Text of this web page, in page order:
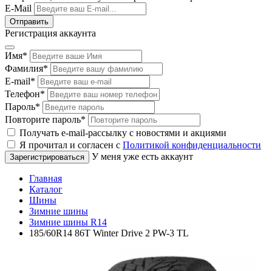
E-Mail
Регистрация аккаунта
Имя*
Фамилия*
E-mail*
Телефон*
Пароль*
Повторите пароль*
Получать e-mail-рассылку с новостями и акциями
Я прочитал и согласен с Политикой конфиденциальности
У меня уже есть аккаунт
Главная
Каталог
Шины
Зимние шины
Зимние шины R14
185/60R14 86T Winter Drive 2 PW-3 TL